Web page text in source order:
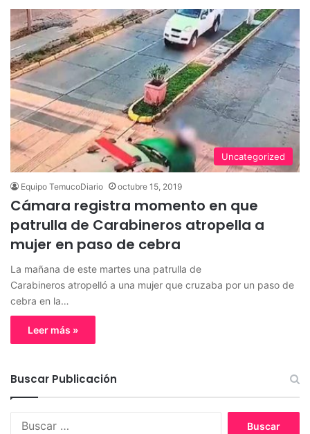
Uncategorized
Equipo TemucoDiario octubre 15, 2019
Cámara registra momento en que
patrulla de Carabineros atropella a
mujer en paso de cebra
La mañana de este martes una patrulla de
Carabineros atropelló a una mujer que cruzaba por un paso de
cebra en la…
Leer más »
Buscar Publicación